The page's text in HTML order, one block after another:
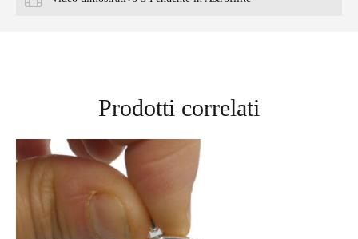
Prodotti correlati